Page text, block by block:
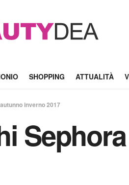
SHOPPING ATTUALITÀ
inverno 2017